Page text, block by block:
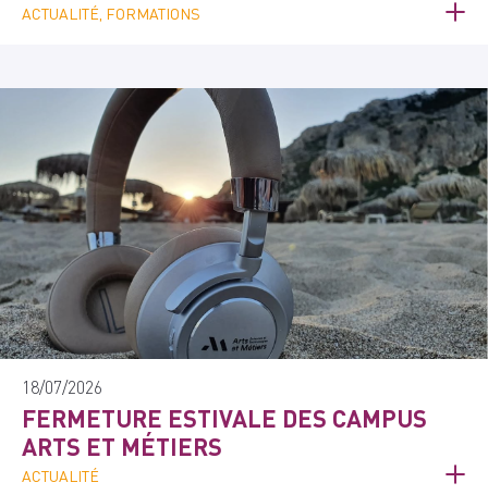
ACTUALITÉ, FORMATIONS
18/07/2026
FERMETURE ESTIVALE DES CAMPUS
ARTS ET MÉTIERS
ACTUALITÉ